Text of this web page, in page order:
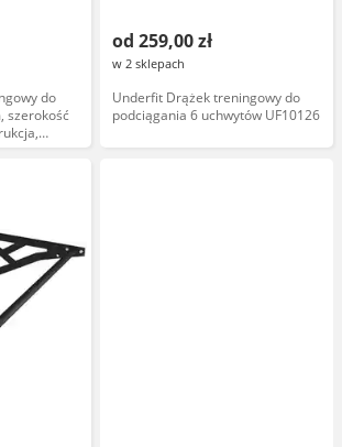
do
szerokość
na
od 259,00 zł
w 2 sklepach
Underfit Drążek treningowy do
podciągania 6 uchwytów UF10126